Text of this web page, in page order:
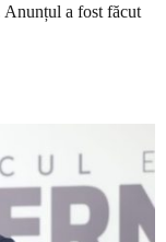
Anunțul a fost făcut